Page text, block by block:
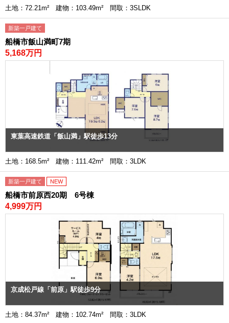
土地：72.21m² 建物：103.49m² 間取：3SLDK
新築一戸建て
船橋市飯山満町7期
5,168万円
東葉高速鉄道「飯山満」駅徒歩13分
土地：168.5m² 建物：111.42m² 間取：3LDK
新築一戸建て NEW
船橋市前原西20期 6号棟
4,999万円
京成松戸線「前原」駅徒歩9分
土地：84.37m² 建物：102.74m² 間取：3LDK